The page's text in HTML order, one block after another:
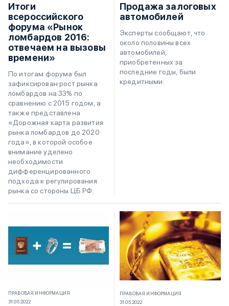
Итоги
всероссийского
форума «Рынок
ломбардов 2016:
отвечаем на вызовы
времени»
По итогам форума был
зафиксирован рост рынка
ломбардов на 33% по
сравнению с 2015 годом, а
также представлена
«Дорожная карта развития
рынка ломбардов до 2020
года», в которой особое
внимание уделено
необходимости
дифференцированного
подхода к регулирования
рынка со стороны ЦБ РФ.
Продажа залоговых
автомобилей
Эксперты сообщают, что
около половины всех
автомобилей,
приобретенных за
последние годы, были
кредитными.
ПРАВОВАЯ ИНФОРМАЦИЯ
31.05.2022
ПРАВОВАЯ ИНФОРМАЦИЯ
31.05.2022